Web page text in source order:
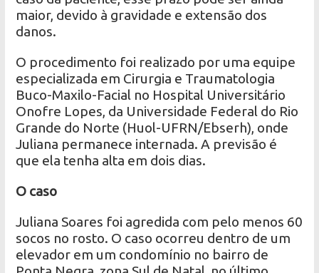
maior, devido à gravidade e extensão dos
danos.
O procedimento foi realizado por uma equipe
especializada em Cirurgia e Traumatologia
Buco-Maxilo-Facial no Hospital Universitário
Onofre Lopes, da Universidade Federal do Rio
Grande do Norte (Huol-UFRN/Ebserh), onde
Juliana permanece internada. A previsão é
que ela tenha alta em dois dias.
O caso
Juliana Soares foi agredida com pelo menos 60
socos no rosto. O caso ocorreu dentro de um
elevador em um condomínio no bairro de